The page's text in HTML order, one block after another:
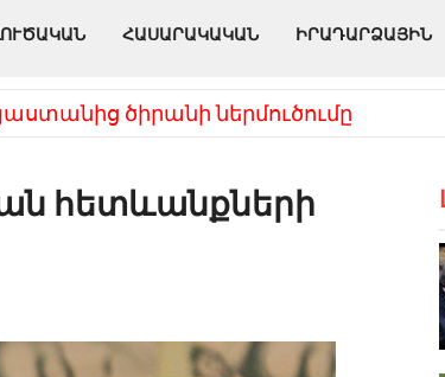
ՀԱՍԱՐԱԿԱԿԱՆ ԻՐԱԴԱՐՁԱՅԻՆ
ծիրանի ներմուծումը
հետևանքների